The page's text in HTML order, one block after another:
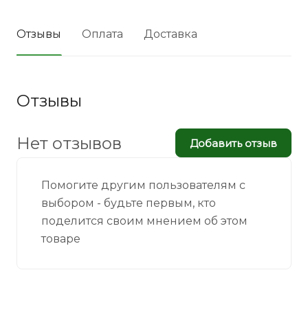
Отзывы Оплата Доставка
Отзывы
Помогите другим пользователям с
выбором - будьте первым, кто
поделится своим мнением об этом
товаре
Нет отзывов Добавить отзыв